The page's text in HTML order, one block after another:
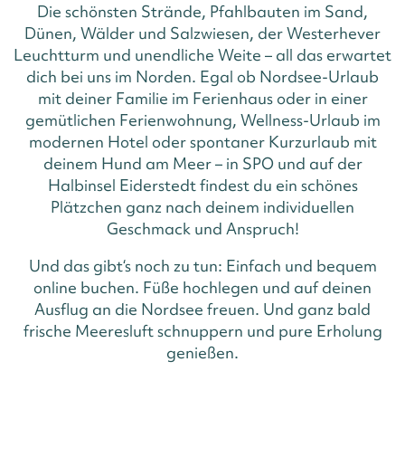
Die schönsten Strände, Pfahlbauten im Sand,
Dünen, Wälder und Salzwiesen, der Westerhever
Leuchtturm und unendliche Weite – all das erwartet
dich bei uns im Norden. Egal ob Nordsee-Urlaub
mit deiner Familie im Ferienhaus oder in einer
gemütlichen Ferienwohnung, Wellness-Urlaub im
modernen Hotel oder spontaner Kurzurlaub mit
deinem Hund am Meer – in SPO und auf der
Halbinsel Eiderstedt findest du ein schönes
Plätzchen ganz nach deinem individuellen
Geschmack und Anspruch!
Und das gibt‘s noch zu tun: Einfach und bequem
online buchen. Füße hochlegen und auf deinen
Ausflug an die Nordsee freuen. Und ganz bald
frische Meeresluft schnuppern und pure Erholung
genießen.